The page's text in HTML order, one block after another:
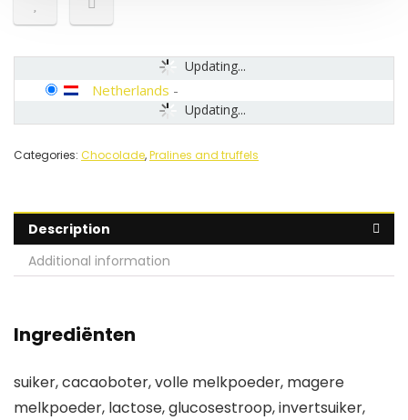
Updating...
Updating...
Netherlands -
Categories: Chocolade,Pralines and truffels
Description
Additional information
Ingrediënten
suiker, cacaoboter, volle melkpoeder, magere
melkpoeder, lactose, glucosestroop, invertsuiker,